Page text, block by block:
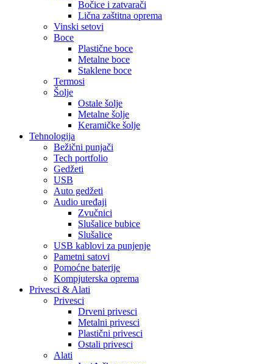
Bočice i zatvarači
Lična zaštitna oprema
Vinski setovi
Boce
Plastične boce
Metalne boce
Staklene boce
Termosi
Šolje
Ostale šolje
Metalne šolje
Keramičke šolje
Tehnologija
Bežični punjači
Tech portfolio
Gedžeti
USB
Auto gedžeti
Audio uređaji
Zvučnici
Slušalice bubice
Slušalice
USB kablovi za punjenje
Pametni satovi
Pomoćne baterije
Kompjuterska oprema
Privesci & Alati
Privesci
Drveni privesci
Metalni privesci
Plastični privesci
Ostali privesci
Alati